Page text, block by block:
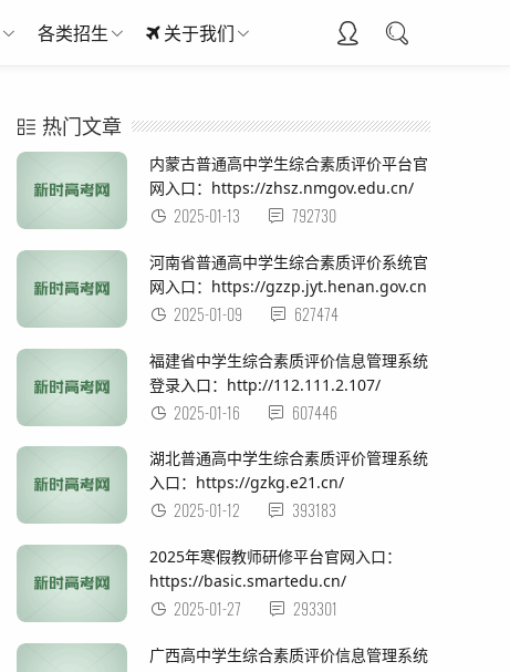
各类招生 关于我们
热门文章
内蒙古普通高中学生综合素质评价平台官
网入口：https://zhsz.nmgov.edu.cn/
2025-01-13 792730
河南省普通高中学生综合素质评价系统官
网入口：https://gzzp.jyt.henan.gov.cn
2025-01-09 627474
福建省中学生综合素质评价信息管理系统
登录入口：http://112.111.2.107/
2025-01-16 607446
湖北普通高中学生综合素质评价管理系统
入口：https://gzkg.e21.cn/
2025-01-12 393183
2025年寒假教师研修平台官网入口：
https://basic.smartedu.cn/
2025-01-27 293301
广西高中学生综合素质评价信息管理系统